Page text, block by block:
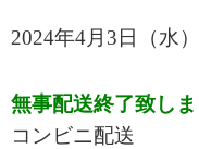
2024年4月3 日 （水）
無事配送終了致し
コンビニ配送